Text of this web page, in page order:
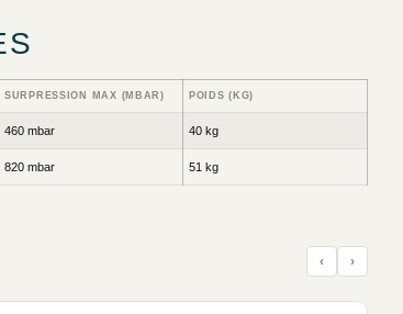
SURPRESSION MAX (MBAR) POIDS (KG)
460 mbar 40 kg
820 mbar 51 kg
‹ ›